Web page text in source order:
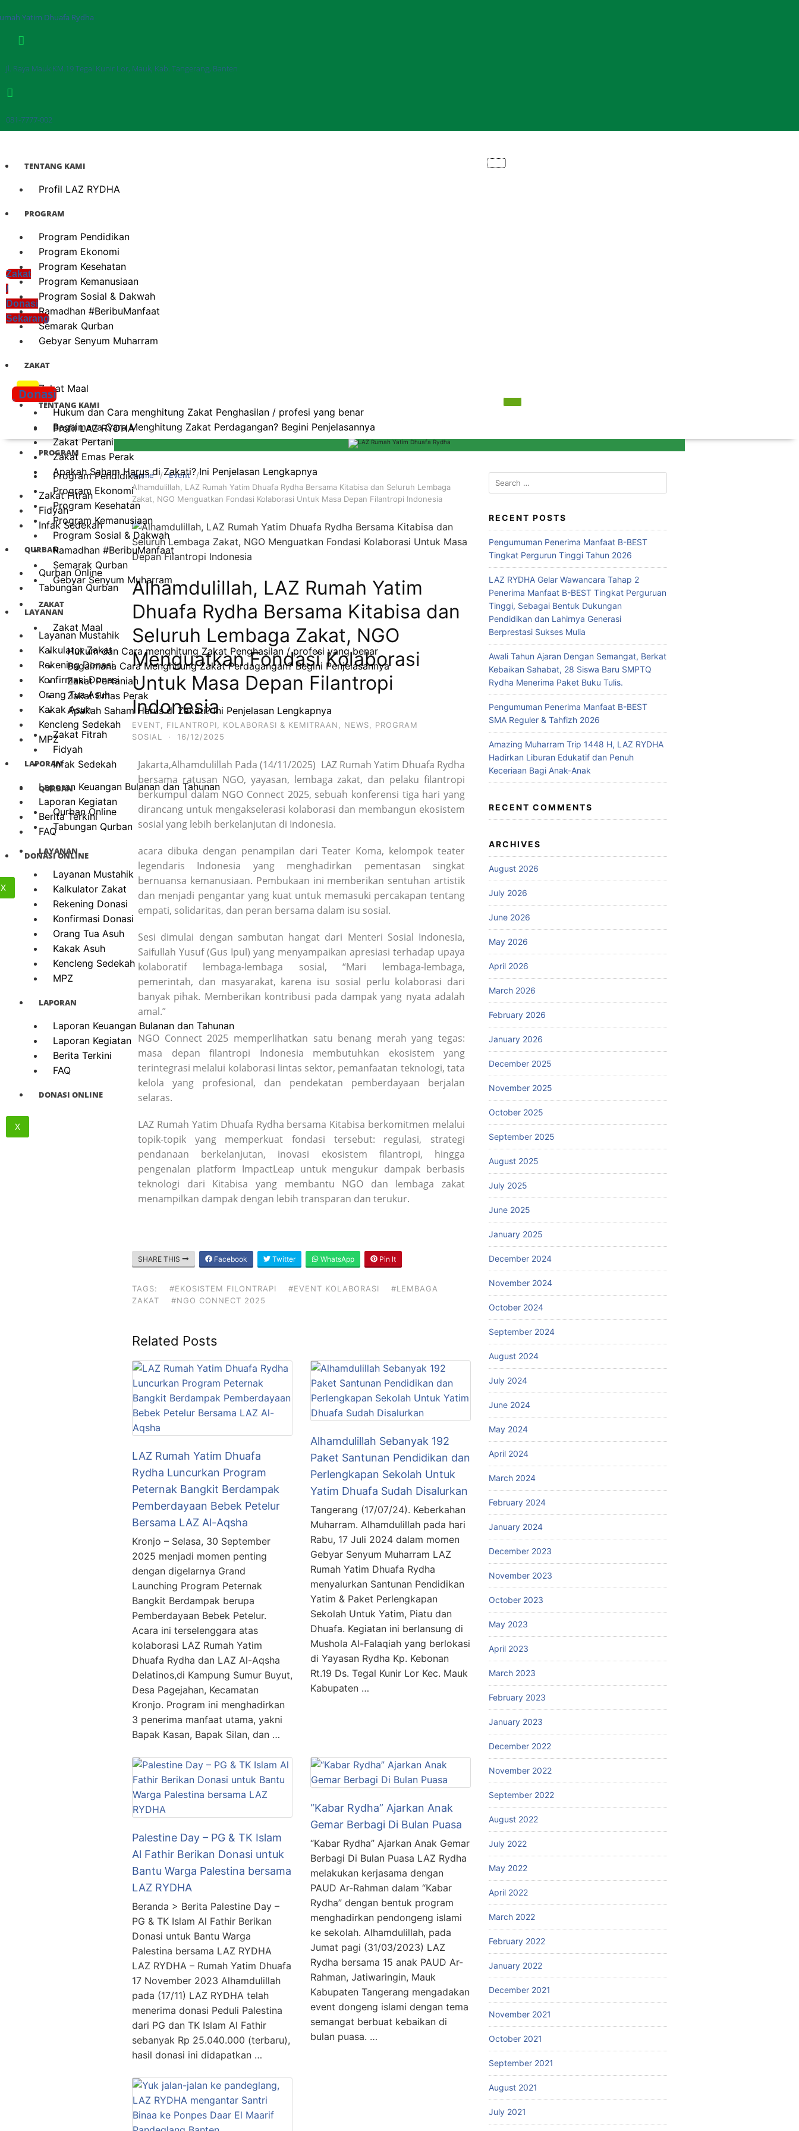
Yatim Dhuafa Rydha
Jl. Raya Mauk KM.19 Tegal Kunir Lor, Mauk, Kab. Tangerang, Banten
081-7777-002
TENTANG KAMI
Profil LAZ RYDHA
PROGRAM
Program Pendidikan
Program Ekonomi
Program Kesehatan
Program Kemanusiaan
Program Sosial & Dakwah
Ramadhan #BeribuManfaat
Semarak Qurban
Gebyar Senyum Muharram
ZAKAT
Zakat Maal
Hukum dan Cara menghitung Zakat Penghasilan / profesi yang benar
Bagaimana Cara Menghitung Zakat Perdagangan? Begini Penjelasannya
Zakat Pertanian
Zakat Emas Perak
Apakah Saham Harus di Zakati? Ini Penjelasan Lengkapnya
Zakat Fitrah
Fidyah
Infak Sedekah
QURBAN
Qurban Online
Tabungan Qurban
LAYANAN
Layanan Mustahik
Kalkulator Zakat
Rekening Donasi
Konfirmasi Donasi
Orang Tua Asuh
Kakak Asuh
Kencleng Sedekah
MPZ
LAPORAN
Laporan Keuangan Bulanan dan Tahunan
Laporan Kegiatan
Berita Terkini
FAQ
DONASI ONLINE
X
Zakat
/
Donasi
Sekarang
xzczc
Donasi
TENTANG KAMI
Profil LAZ RYDHA
PROGRAM
Program Pendidikan
Program Ekonomi
Program Kesehatan
Program Kemanusiaan
Program Sosial & Dakwah
Ramadhan #BeribuManfaat
Semarak Qurban
Gebyar Senyum Muharram
ZAKAT
Zakat Maal
Hukum dan Cara menghitung Zakat Penghasilan / profesi yang benar
Bagaimana Cara Menghitung Zakat Perdagangan? Begini Penjelasannya
Zakat Pertanian
Zakat Emas Perak
Apakah Saham Harus di Zakati? Ini Penjelasan Lengkapnya
Zakat Fitrah
Fidyah
Infak Sedekah
QURBAN
Qurban Online
Tabungan Qurban
LAYANAN
Layanan Mustahik
Kalkulator Zakat
Rekening Donasi
Konfirmasi Donasi
Orang Tua Asuh
Kakak Asuh
Kencleng Sedekah
MPZ
LAPORAN
Laporan Keuangan Bulanan dan Tahunan
Laporan Kegiatan
Berita Terkini
FAQ
DONASI ONLINE
X
Home
Event
Alhamdulillah, LAZ Rumah Yatim Dhuafa Rydha Bersama Kitabisa dan Seluruh Lembaga
Zakat, NGO Menguatkan Fondasi Kolaborasi Untuk Masa Depan Filantropi Indonesia
Alhamdulillah, LAZ Rumah Yatim
Dhuafa Rydha Bersama Kitabisa dan
Seluruh Lembaga Zakat, NGO
Menguatkan Fondasi Kolaborasi
Untuk Masa Depan Filantropi
Indonesia
EVENT FILANTROPI KOLABORASI & KEMITRAAN NEWS
PROGRAM
SOSIAL
· 16/12/2025
Jakarta,Alhamdulillah Pada (14/11/2025) LAZ Rumah Yatim Dhuafa Rydha
bersama ratusan NGO, yayasan, lembaga zakat, dan pelaku filantropi
berkumpul dalam NGO Connect 2025, sebuah konferensi tiga hari yang
dirancang untuk mengakselerasi kolaborasi dan membangun ekosistem
sosial yang lebih berkelanjutan di Indonesia.
acara dibuka dengan penampilan dari Teater Koma, kelompok teater
legendaris Indonesia yang menghadirkan pementasan singkat
bernuansa kemanusiaan. Pembukaan ini memberikan sentuhan artistik
dan menjadi pengantar yang kuat untuk memasuki percakapan tentang
empati, solidaritas, dan peran bersama dalam isu sosial.
Sesi dimulai dengan sambutan hangat dari Menteri Sosial Indonesia,
Saifullah Yusuf (Gus Ipul) yang menyampaikan apresiasi terhadap upaya
kolaboratif lembaga-lembaga sosial, “Mari lembaga-lembaga,
pemerintah, dan masyarakat, karena isu sosial perlu kolaborasi dari
banyak pihak. Memberikan kontribusi pada dampak yang nyata adalah
amal.”
NGO Connect 2025 memperlihatkan satu benang merah yang tegas:
masa depan filantropi Indonesia membutuhkan ekosistem yang
terintegrasi melalui kolaborasi lintas sektor, pemanfaatan teknologi, tata
kelola yang profesional, dan pendekatan pemberdayaan berjalan
selaras.
LAZ Rumah Yatim Dhuafa Rydha bersama Kitabisa berkomitmen melalui
topik-topik yang memperkuat fondasi tersebut: regulasi, strategi
pendanaan berkelanjutan, inovasi ekosistem filantropi, hingga
pengenalan platform ImpactLeap untuk mengukur dampak berbasis
teknologi dari Kitabisa yang membantu NGO dan lembaga zakat
menampilkan dampak dengan lebih transparan dan terukur.
SHARE THIS Facebook Twitter WhatsApp Pin It
TAGS: #EKOSISTEM FILONTRAPI #EVENT KOLABORASI
#LEMBAGA
ZAKAT
#NGO CONNECT 2025
Related Posts
LAZ Rumah Yatim Dhuafa
Rydha Luncurkan Program
Peternak Bangkit Berdampak
Pemberdayaan Bebek Petelur
Bersama LAZ Al-Aqsha
Kronjo – Selasa, 30 September
2025 menjadi momen penting
dengan digelarnya Grand
Launching Program Peternak
Bangkit Berdampak berupa
Pemberdayaan Bebek Petelur.
Acara ini terselenggara atas
kolaborasi LAZ Rumah Yatim
Dhuafa Rydha dan LAZ Al-Aqsha
Delatinos,di Kampung Sumur Buyut,
Desa Pagejahan, Kecamatan
Kronjo. Program ini menghadirkan
3 penerima manfaat utama, yakni
Bapak Kasan, Bapak Silan, dan …
Alhamdulillah Sebanyak 192
Paket Santunan Pendidikan dan
Perlengkapan Sekolah Untuk
Yatim Dhuafa Sudah Disalurkan
Tangerang (17/07/24). Keberkahan
Muharram. Alhamdulillah pada hari
Rabu, 17 Juli 2024 dalam momen
Gebyar Senyum Muharram LAZ
Rumah Yatim Dhuafa Rydha
menyalurkan Santunan Pendidikan
Yatim & Paket Perlengkapan
Sekolah Untuk Yatim, Piatu dan
Dhuafa. Kegiatan ini berlansung di
Mushola Al-Falaqiah yang berlokasi
di Yayasan Rydha Kp. Kebonan
Rt.19 Ds. Tegal Kunir Lor Kec. Mauk
Kabupaten …
Palestine Day – PG & TK Islam
Al Fathir Berikan Donasi untuk
Bantu Warga Palestina bersama
LAZ RYDHA
Beranda > Berita Palestine Day –
PG & TK Islam Al Fathir Berikan
Donasi untuk Bantu Warga
Palestina bersama LAZ RYDHA
LAZ RYDHA – Rumah Yatim Dhuafa
17 November 2023 Alhamdulillah
pada (17/11) LAZ RYDHA telah
menerima donasi Peduli Palestina
dari PG dan TK Islam Al Fathir
sebanyak Rp 25.040.000 (terbaru),
hasil donasi ini didapatkan …
“Kabar Rydha” Ajarkan Anak
Gemar Berbagi Di Bulan Puasa
“Kabar Rydha” Ajarkan Anak Gemar
Berbagi Di Bulan Puasa LAZ Rydha
melakukan kerjasama dengan
PAUD Ar-Rahman dalam “Kabar
Rydha” dengan bentuk program
menghadirkan pendongeng islami
ke sekolah. Alhamdulillah, pada
Jumat pagi (31/03/2023) LAZ
Rydha bersama 15 anak PAUD Ar-
Rahman, Jatiwaringin, Mauk
Kabupaten Tangerang mengadakan
event dongeng islami dengan tema
semangat berbuat kebaikan di
bulan puasa. …
Search
for:
RECENT POSTS
Pengumuman Penerima Manfaat B-BEST
Tingkat Pergurun Tinggi Tahun 2026
LAZ RYDHA Gelar Wawancara Tahap 2
Penerima Manfaat B-BEST Tingkat Perguruan
Tinggi, Sebagai Bentuk Dukungan
Pendidikan dan Lahirnya Generasi
Berprestasi Sukses Mulia
Awali Tahun Ajaran Dengan Semangat, Berkat
Kebaikan Sahabat, 28 Siswa Baru SMPTQ
Rydha Menerima Paket Buku Tulis.
Pengumuman Penerima Manfaat B-BEST
SMA Reguler & Tahfizh 2026
Amazing Muharram Trip 1448 H, LAZ RYDHA
Hadirkan Liburan Edukatif dan Penuh
Keceriaan Bagi Anak-Anak
RECENT COMMENTS
ARCHIVES
August 2026
July 2026
June 2026
May 2026
April 2026
March 2026
February 2026
January 2026
December 2025
November 2025
October 2025
September 2025
August 2025
July 2025
June 2025
January 2025
December 2024
November 2024
October 2024
September 2024
August 2024
July 2024
June 2024
May 2024
April 2024
March 2024
February 2024
January 2024
December 2023
November 2023
October 2023
May 2023
April 2023
March 2023
February 2023
January 2023
December 2022
November 2022
September 2022
August 2022
July 2022
May 2022
April 2022
March 2022
February 2022
January 2022
December 2021
November 2021
October 2021
September 2021
August 2021
July 2021